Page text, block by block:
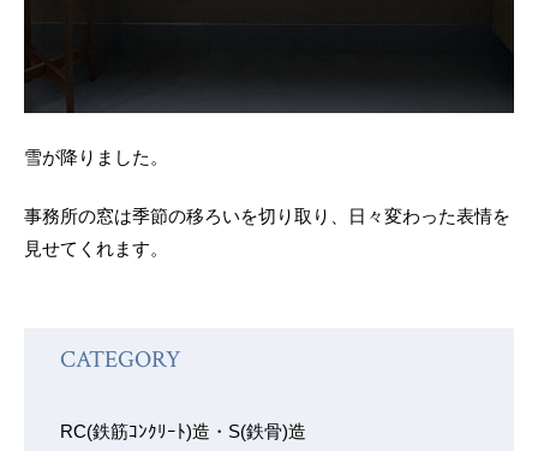
雪が降りました。
事務所の窓は季節の移ろいを切り取り、日々変わった表情を
見せてくれます。
CATEGORY
RC(鉄筋ｺﾝｸﾘｰﾄ)造・S(鉄骨)造